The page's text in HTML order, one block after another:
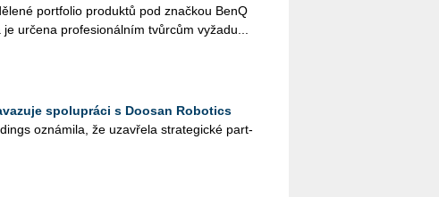
port­fo­lio pro­duk­tů pod znač­kou BenQ
ur­če­na pro­fe­si­o­nál­ním tvůr­cům vy­ža­du...
spolupráci s Doosan Robotics
ozná­mi­la, že uza­vře­la stra­te­gic­ké part­